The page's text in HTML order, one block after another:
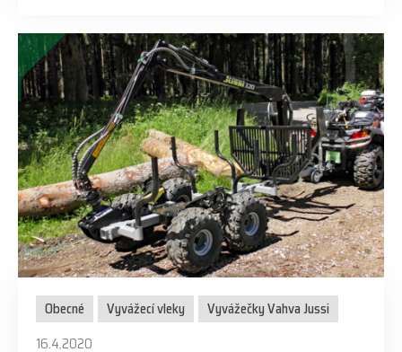
Obecné Vyvážecí vleky
Vyvážečky Vahva Jussi
16.4.2020